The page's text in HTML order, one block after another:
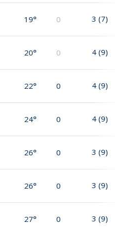
19° 0 3 (7)
20° 0 4 (9)
22° 0 4 (9)
24° 0 4 (9)
26° 0 3 (9)
26° 0 3 (9)
27° 0 3 (9)